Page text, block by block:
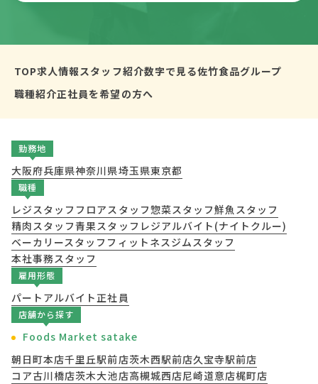
TOP求人情報スタッフ紹介数字で見る佐竹食品グループ
職種紹介正社員を希望の方へ
勤務地
大阪府兵庫県神奈川県埼玉県東京都
職種
レジスタッフ フロアスタッフ惣菜スタッフ鮮魚スタッフ
精肉スタッフ青果スタッフ レジアルバイト(ナイトクルー)
ベーカリースタッフ フィットネスジムスタッフ
本社事務スタッフ
雇用形態
パート アルバイト正社員
店舗から探す
Foods Market satake
朝日町本店千里丘駅前店茨木西駅前店久宝寺駅前店
コア古川橋店茨木大池店高槻城西店尼崎道意店梶町店